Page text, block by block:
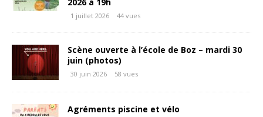
1 juillet 2026 44 vues
Scène ouverte à l’école de Boz – mardi 30
juin (photos)
30 juin 2026 58 vues
Agréments piscine et vélo